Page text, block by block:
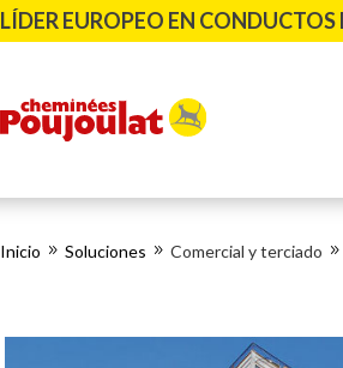
LÍDER EUROPEO EN
Inicio 9 Soluciones 9 Comercial y terciado 9